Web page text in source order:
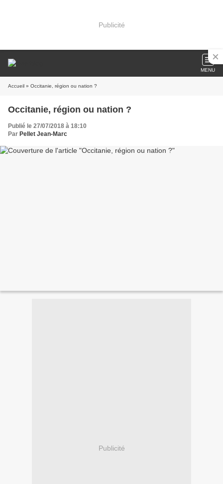
Publicité
MENU
Accueil » Occitanie, région ou nation ?
Occitanie, région ou nation ?
Publié le 27/07/2018 à 18:10
Par Pellet Jean-Marc
Publicité